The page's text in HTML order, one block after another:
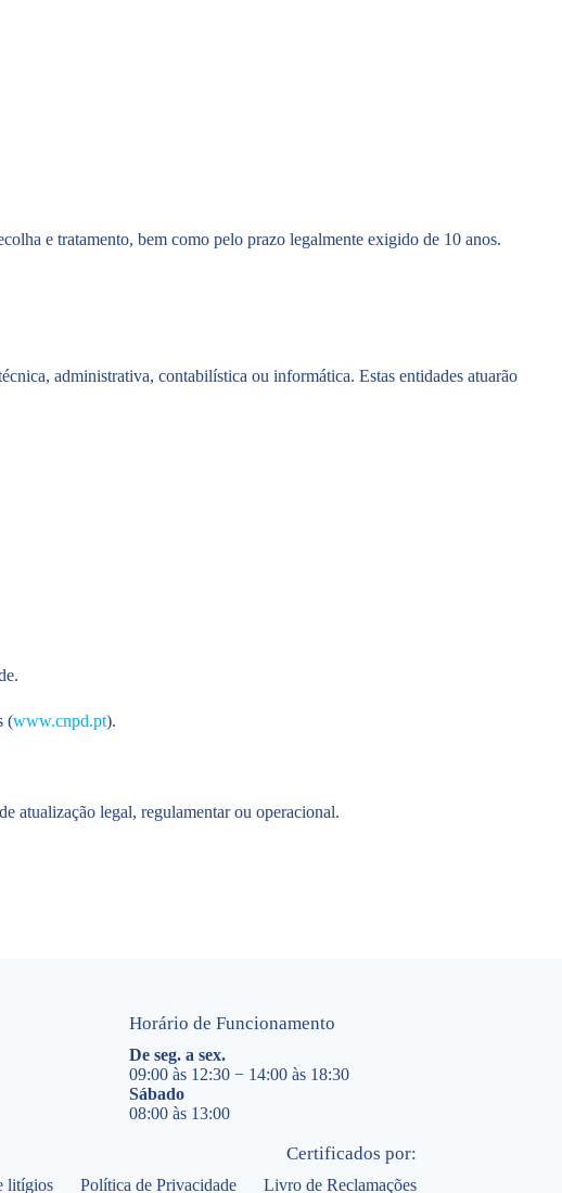
e tratamento, bem como pelo prazo legalmente exigido de 10 anos.
administrativa, contabilística ou informática. Estas entidades atuarão
(www.cnpd.pt).
atualização legal, regulamentar ou operacional.
Horário de Funcionamento
De seg. a sex.
09:00 às 12:30 − 14:00 às 18:30
Sábado
08:00 às 13:00
Certificados por:
litígios Política de Privacidade Livro de Reclamações